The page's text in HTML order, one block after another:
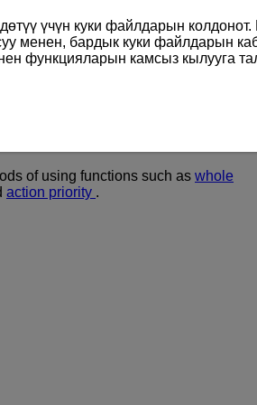
of using functions such as whole
action priority .
үчүн куки файлдарын колдонот.
менен, бардык куки файлдарын
функцияларын камсыз кылууга